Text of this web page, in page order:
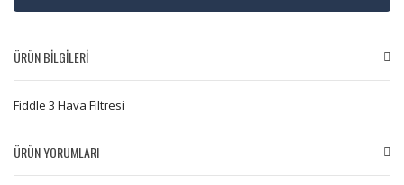
ÜRÜN BİLGİLERİ
Fiddle 3 Hava Filtresi
ÜRÜN YORUMLARI